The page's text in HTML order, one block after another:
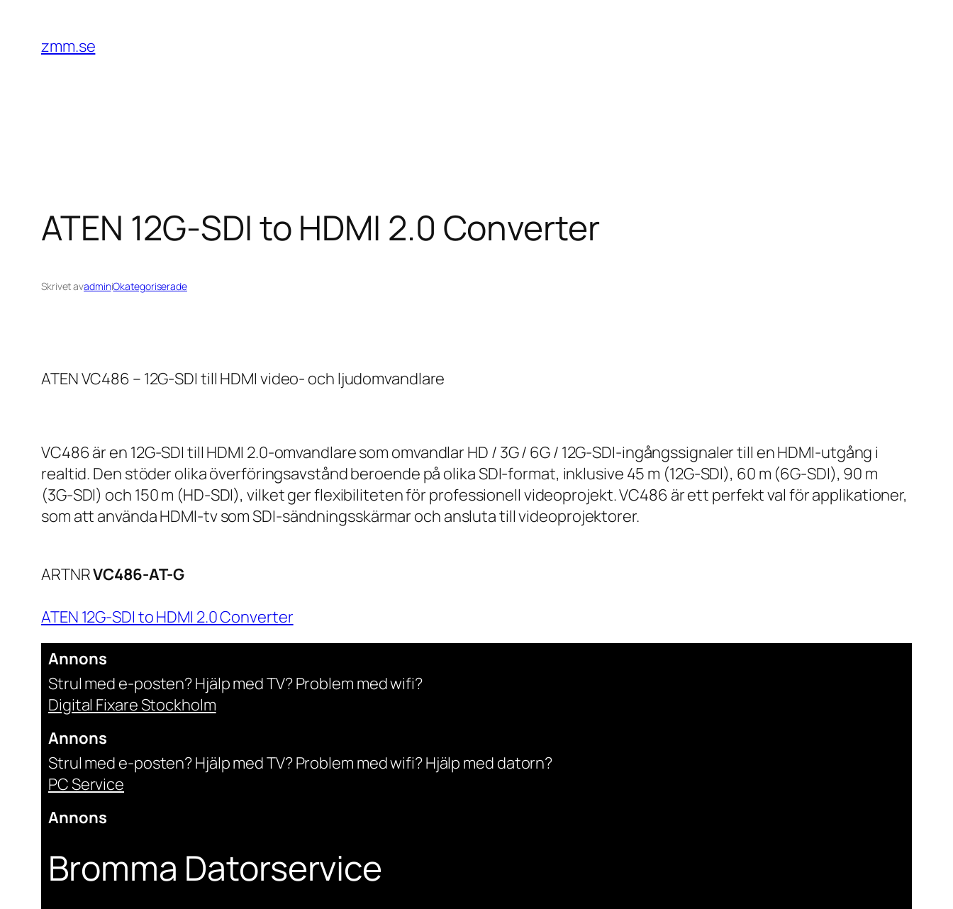
innehåll
zmm.se
ATEN 12G-SDI to HDMI 2.0 Converter
Skrivet avadminiOkategoriserade
ATEN VC486 – 12G-SDI till HDMI video- och ljudomvandlare
VC486 är en 12G-SDI till HDMI 2.0-omvandlare som omvandlar HD / 3G / 6G / 12G-SDI-ingångssignaler till en HDMI-utgång i
realtid. Den stöder olika överföringsavstånd beroende på olika SDI-format, inklusive 45 m (12G-SDI), 60 m (6G-SDI), 90 m
(3G-SDI) och 150 m (HD-SDI), vilket ger flexibiliteten för professionell videoprojekt. VC486 är ett perfekt val för applikationer,
som att använda HDMI-tv som SDI-sändningsskärmar och ansluta till videoprojektorer.
ARTNRVC486-AT-G
ATEN 12G-SDI to HDMI 2.0 Converter
Annons
Strul med e-posten? Hjälp med TV? Problem med wifi?
Digital Fixare Stockholm
Annons
Strul med e-posten? Hjälp med TV? Problem med wifi? Hjälp med datorn?
PC Service
Annons
Bromma Datorservice